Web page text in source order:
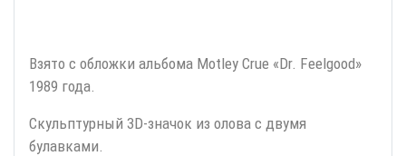
Взято с обложки альбома Motley Crue «Dr. Feelgood»
1989 года.
Скульптурный 3D-значок из олова с двумя
булавками.